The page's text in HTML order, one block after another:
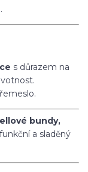
s důrazem na
bundy,
a sladěný